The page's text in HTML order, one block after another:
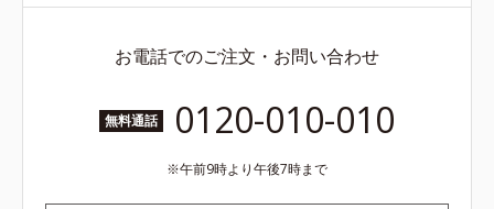
お電話でのご注文・お問い合わせ
無料通話 0120-010-010
午前9時より午後7時まで